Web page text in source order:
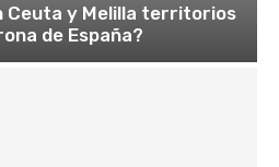
Ceuta y Melilla territorios
de España?